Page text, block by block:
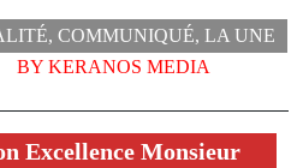
, COMMUNIQUÉ, LA UNE
BY KERANOS MEDIA
Excellence Monsieur